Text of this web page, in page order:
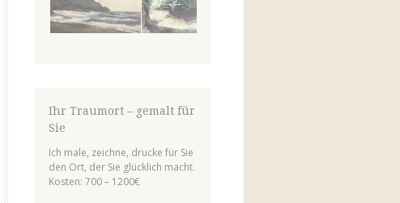
Ihr Traumort – gemalt für
Sie
Ich male, zeichne, drucke für Sie
den Ort, der Sie glücklich macht.
Kosten: 700 – 1200€